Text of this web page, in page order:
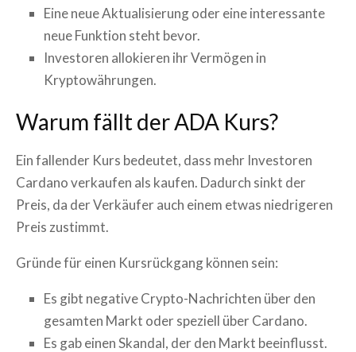
Eine neue Aktualisierung oder eine interessante
neue Funktion steht bevor.
Investoren allokieren ihr Vermögen in
Kryptowährungen.
Warum fällt derADA Kurs?
Ein fallender Kurs bedeutet, dass mehr Investoren
Cardanoverkaufen als kaufen. Dadurch sinkt der
Preis, da der Verkäufer auch einem etwas niedrigeren
Preis zustimmt.
Gründe für einen Kursrückgang können sein:
Es gibt negative Crypto-Nachrichten über den
gesamten Markt oder speziell überCardano.
Es gab einen Skandal, der den Markt beeinflusst.